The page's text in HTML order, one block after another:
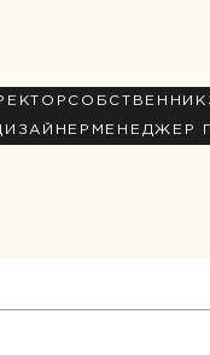
СОБСТВЕННИК
МЕНЕДЖЕР